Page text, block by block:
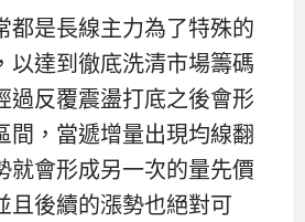
都是長線主力為了特殊的
，以達到徹底洗清市場籌碼
過反覆震盪打底之後會形
間，當遞增量出現均線翻
就會形成另一次的量先價
且後續的漲勢也絕對可